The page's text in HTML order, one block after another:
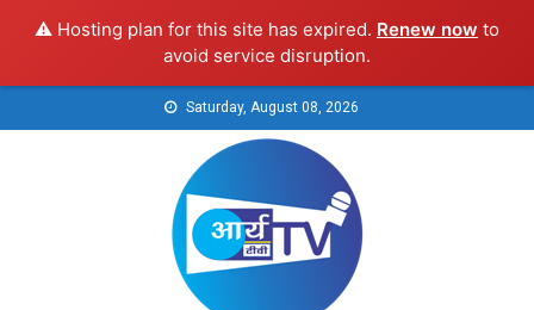
⚠️ Hosting plan for this site has expired. Renew now to
avoid service disruption.
to
Saturday, August 08, 2026